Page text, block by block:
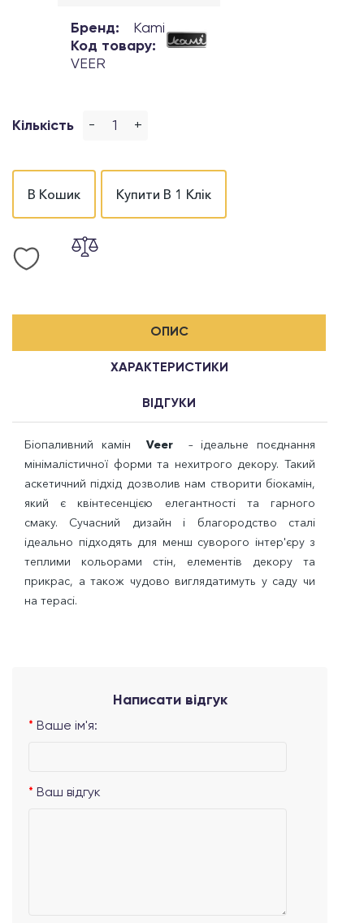
Бренд:
Kami
Код товару:
VEER
Кількість - +
В Кошик Купити В 1 Клік
ОПИС
ХАРАКТЕРИСТИКИ
ВІДГУКИ
Біопаливний камін Veer – ідеальне поєднання
мінімалістичної форми та нехитрого декору. Такий
аскетичний підхід дозволив нам створити біокамін,
який є квінтесенцією елегантності та гарного
смаку. Сучасний дизайн і благородство сталі
ідеально підходять для менш суворого інтер'єру з
теплими кольорами стін, елементів декору та
прикрас, а також чудово виглядатимуть у саду чи
на терасі.
Написати відгук
Ваше ім'я:
Ваш відгук